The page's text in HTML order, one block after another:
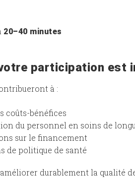
20–40 minutes
participation est
à :
coûts-bénéfices
du personnel en soins de
sur le financement
de politique de santé
durablement la qualité